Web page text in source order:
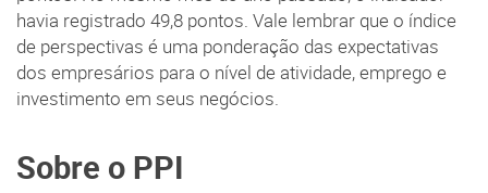
havia registrado 49,8 pontos. Vale lembrar que o índice
de perspectivas é uma ponderação das expectativas
dos empresários para o nível de atividade, emprego e
investimento em seus negócios.
Sobre o PPI